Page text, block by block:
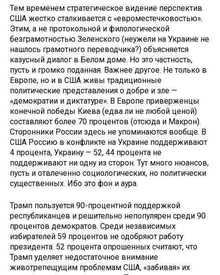
Тем временем стратегическое видение перспектив
США жестко сталкивается с «евроместечковостью».
Этим, а не протокольной и филологической
безграмотностью Зеленского (неужели на Украине не
нашлось грамотного переводчика?) объясняется
казусный диалог в Белом доме. Но это частность,
пусть и громко поданная. Важнее другое. Не только в
Европе, но и в США живы традиционные
политические представления о добре и зле —
«демократии и диктатуре». В Европе приверженцы
конечной победы Киева (едва ли не любой ценой)
составляют более 70 процентов (отсюда и Макрон).
Сторонники России здесь не упоминаются вообще. В
США Россию в конфликте на Украине поддерживают
4 процента, Украину — 52, 44 процента не
поддерживают ни одну из сторон. Тут много нюансов,
пусть и отвлеченно социологических, но политически
существенных. Ибо это фон и аура.
Трамп пользуется 90-процентной поддержкой
республиканцев и решительно непопулярен среди 90
процентов демократов. Среди независимых
избирателей 59 процентов не одобряют работу
президента. 52 процента опрошенных считают, что
Трамп уделяет недостаточное внимание
животрепещущим проблемам США, «забивая» их